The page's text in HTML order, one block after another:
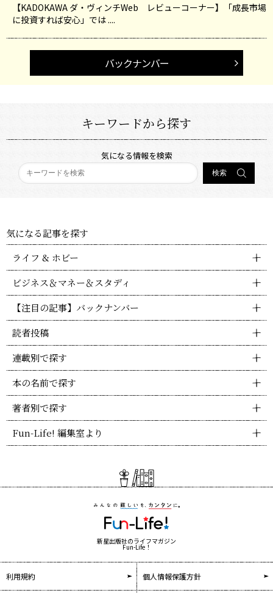
【KADOKAWA ダ・ヴィンチWeb レビューコーナー】「成長市場
に投資すれば安心」では ....
バックナンバー
キーワードから探す
気になる情報を検索
気になる記事を探す
ライフ & ホビー
ビジネス＆マネー＆スタディ
【注目の記事】バックナンバー
読者投稿
連載別で探す
本の名前で探す
著者別で探す
Fun-Life! 編集室より
新星出版社のライフマガジン
Fun-Life！
利用規約 個人情報保護方針